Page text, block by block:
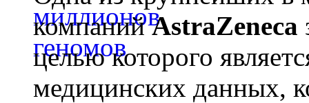
компанийAstraZeneca
целью которого
медицинских данных,